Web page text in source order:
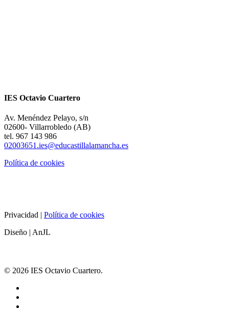
IES Octavio Cuartero
Av. Menéndez Pelayo, s/n
02600- Villarrobledo (AB)
tel. 967 143 986
02003651.ies@educastillalamancha.es
Política de cookies
Privacidad | Política de cookies
Diseño | AnJL
© 2026 IES Octavio Cuartero.